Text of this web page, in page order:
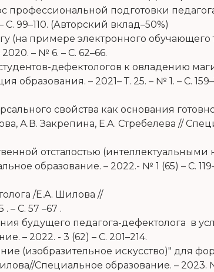
профессиональной подготовки
99–110. (Авторский вклад–50%)
(на примере электронного обучающего
– № 6. – С. 62–66.
дефектологов к овладению
– 2021– Т. 25. – № 1. – С.
свойства как основания
А.В. Закрепина, Е.А. Стребелева //
отсталостью
образование. – 2022.- № 1 (65) – С.
/Е.А. Шилова //
– С. 57 –67 .
будущего педагога-дефектолога в
– 2022. - 3 (62) – С. 201–214.
(изобразительное искусство)" для
Специальное образование. – 2023.